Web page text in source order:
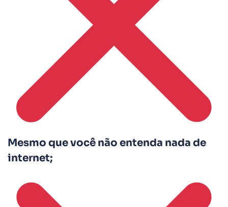
Mesmo que você não entenda nada de
internet;